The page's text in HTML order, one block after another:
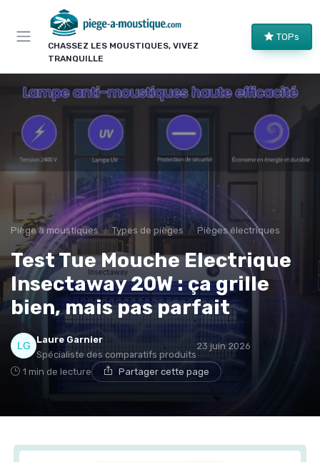
CHASSEZ LES MOUSTIQUES, VIVEZ
TRANQUILLE
TOPs
Piège à moustiques Types de pièges Pièges électriques
Test Tue Mouche Electrique
Insectaway 20W : ça grille
bien, mais pas parfait
Laure Garnier
Spécialiste des comparatifs produits
23 juin 2026
1 min de lecture Partager cette page
Panneau de gestion des cookies